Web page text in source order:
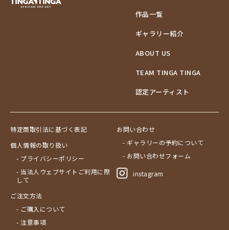
作品一覧
ギャラリー紹介
ABOUT US
TEAM TINGA TINGA
認定アーティスト
特定商取引法に基づく表記
個人情報の取り扱い
- プライバシーポリシー
- 当法人ウェブサイトご利用に際
して
ご注文方法
- ご購入について
- 注意事項
お問い合わせ
- ギャラリーの予約について
- お問い合わせフォーム
instagram